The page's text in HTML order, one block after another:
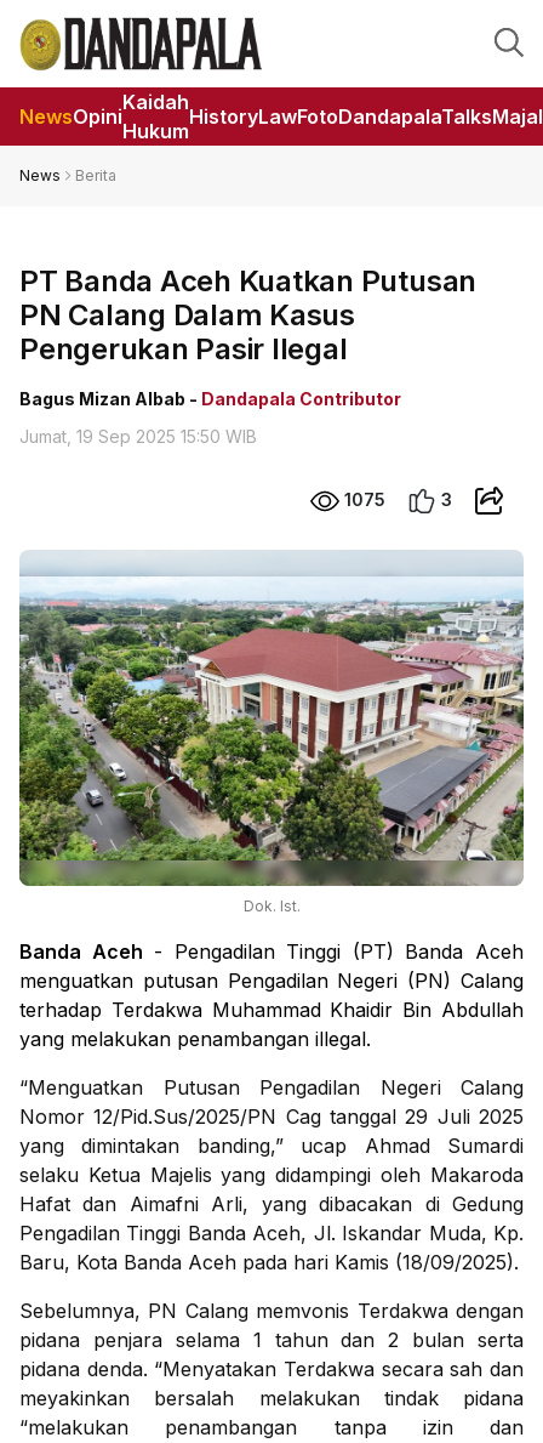
NewsOpini
Kaidah
Hukum
HistoryLawFotoDandapalaTalks
News Berita
PT Banda Aceh Kuatkan Putusan
PN Calang Dalam Kasus
Pengerukan Pasir Ilegal
Bagus Mizan Albab - Dandapala Contributor
Jumat, 19 Sep 2025 15:50 WIB
1075 3
Dok. Ist.
Banda Aceh - Pengadilan Tinggi (PT) Banda Aceh
menguatkan putusan Pengadilan Negeri (PN) Calang
terhadap Terdakwa Muhammad Khaidir Bin Abdullah
yang melakukan penambangan illegal.
“Menguatkan Putusan Pengadilan Negeri Calang
Nomor 12/Pid.Sus/2025/PN Cag tanggal 29 Juli 2025
yang dimintakan banding,” ucap Ahmad Sumardi
selaku Ketua Majelis yang didampingi oleh Makaroda
Hafat dan Aimafni Arli, yang dibacakan di Gedung
Pengadilan Tinggi Banda Aceh, Jl. Iskandar Muda, Kp.
Baru, Kota Banda Aceh pada hari Kamis (18/09/2025).
Sebelumnya, PN Calang memvonis Terdakwa dengan
pidana penjara selama 1 tahun dan 2 bulan serta
pidana denda. “Menyatakan Terdakwa secara sah dan
meyakinkan bersalah melakukan tindak pidana
“melakukan penambangan tanpa izin dan